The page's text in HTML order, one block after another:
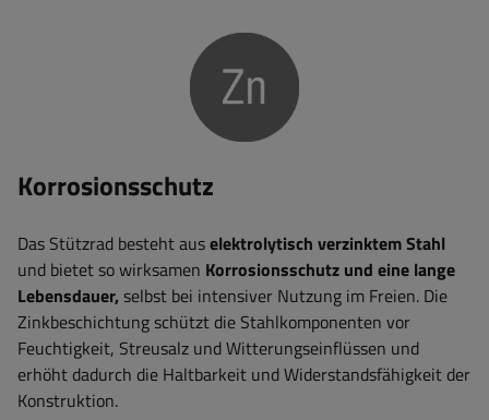
Korrosionsschutz
Das Stützrad besteht auselektrolytisch verzinktem Stahl
und bietet so wirksamen Korrosionsschutz und eine lange
Lebensdauer,selbst bei intensiver Nutzung im Freien. Die
Zinkbeschichtung schützt die Stahlkomponenten vor
Feuchtigkeit, Streusalz und Witterungseinflüssen und
erhöht dadurch die Haltbarkeit und Widerstandsfähigkeit der
Konstruktion.